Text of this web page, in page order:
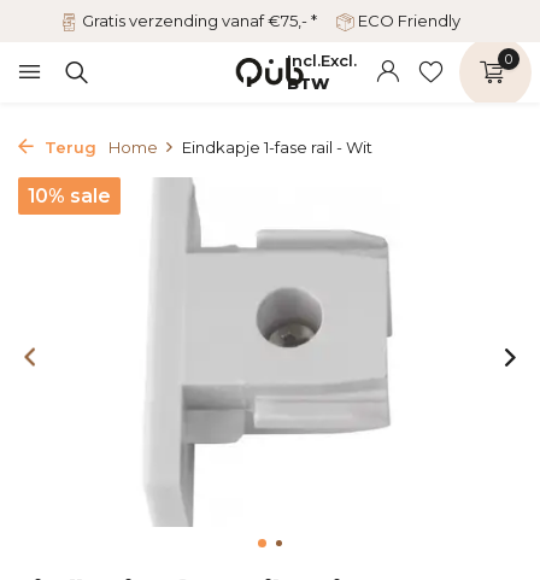
Gratis verzending vanaf €75,- * ECO Friendly
Incl.Excl.
BTW
0
Terug Home Eindkapje 1-fase rail - Wit
10% sale